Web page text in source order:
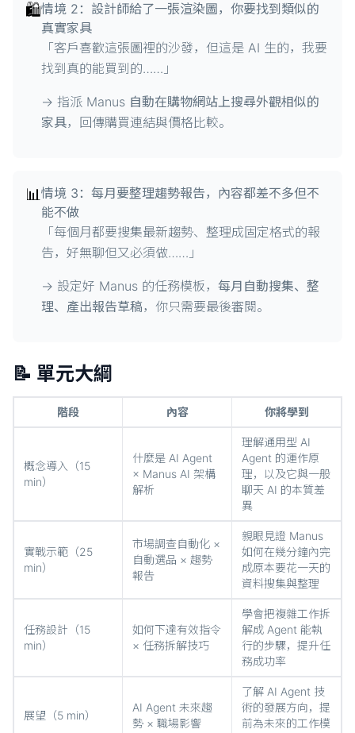
🛍️情境 2：設計師給了一張渲染圖，你要找到類似的
真實家具
「客戶喜歡這張圖裡的沙發，但這是 AI 生的，我要
找到真的能買到的……」
→ 指派 Manus 自動在購物網站上搜尋外觀相似的
家具，回傳購買連結與價格比較。
📊情境 3：每月要整理趨勢報告，內容都差不多但不
能不做
「每個月都要搜集最新趨勢、整理成固定格式的報
告，好無聊但又必須做……」
→ 設定好 Manus 的任務模板， 每月自動搜集、整
理、產出報告草稿，你只需要最後審閱。
📝 單元大綱
階段 內容 你將學到
概念導入（15
min）
什麼是 AI Agent
× Manus AI 架構
解析
理解通用型 AI
Agent 的運作原
理，以及它與一般
聊天 AI 的本質差
異
實戰示範（25
min）
市場調查自動化 ×
自動選品 × 趨勢
報告
親眼見證 Manus
如何在幾分鐘內完
成原本要花一天的
資料搜集與整理
任務設計（15
min）
如何下達有效指令
× 任務拆解技巧
學會把複雜工作拆
解成 Agent 能執
行的步驟，提升任
務成功率
展望（5 min）
AI Agent 未來趨
勢 × 職場影響
了解 AI Agent 技
術的發展方向，提
前為未來的工作模